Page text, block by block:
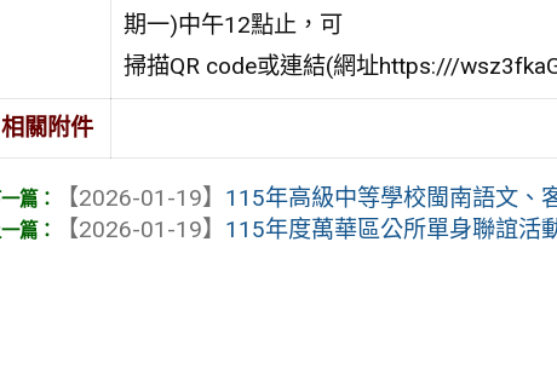
期一)中午12點止，可
掃描QR code或連結(網址https:///
相關附件
【2026-01-19】 115年高級中等學校閩南語文、
【2026-01-19】 115年度萬華區公所單身聯誼活